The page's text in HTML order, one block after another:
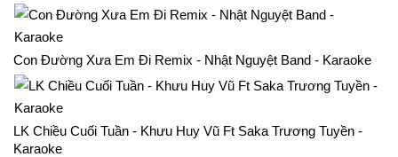
Con Đường Xưa Em Đi Remix - Nhật Nguyệt Band - Karaoke
LK Chiều Cuối Tuần - Khưu Huy Vũ Ft Saka Trương Tuyền -
Karaoke